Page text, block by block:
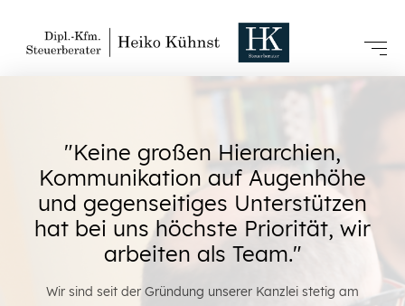
"Keine großen Hierarchien,
Kommunikation auf Augenhöhe
und gegenseitiges Unterstützen
hat bei uns höchste Priorität, wir
arbeiten als Team."
Wir sind seit der Gründung unserer Kanzlei stetig am